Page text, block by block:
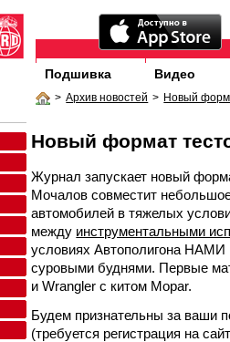
Подшивка Видео
> Архив новостей > Новый
Новый формат
Журнал запускает новый
Мочалов совместит
автомобилей в тяжелых
между инструментальными
условиях Автополигона
суровыми буднями. Первые
и Wrangler c китом Mopar.
Будем признательны за ваши
(требуется регистрация на